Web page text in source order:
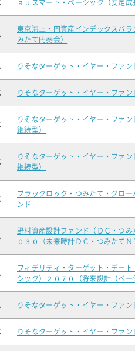
ａｕスマート・ベーシック（安定成
東京海上・円資産インデックスバラ
みたて円奏会）
りそなターゲット・イヤー・ファン
りそなターゲット・イヤー・ファン
りそなターゲット・イヤー・ファ
継続型）
りそなターゲット・イヤー・ファ
継続型）
ブラックロック・つみたて・グロ
ンド
野村資産設計ファンド（ＤＣ・つ
０３０（未来時計ＤＣ・つみたて
フィデリティ・ターゲット・デー
シック）２０７０（将来設計（ベー
りそなターゲット・イヤー・ファン
りそなターゲット・イヤー・ファン